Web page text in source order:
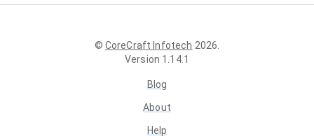
© CoreCraft Infotech 2026.
Version 1.14.1
Blog
About
Help